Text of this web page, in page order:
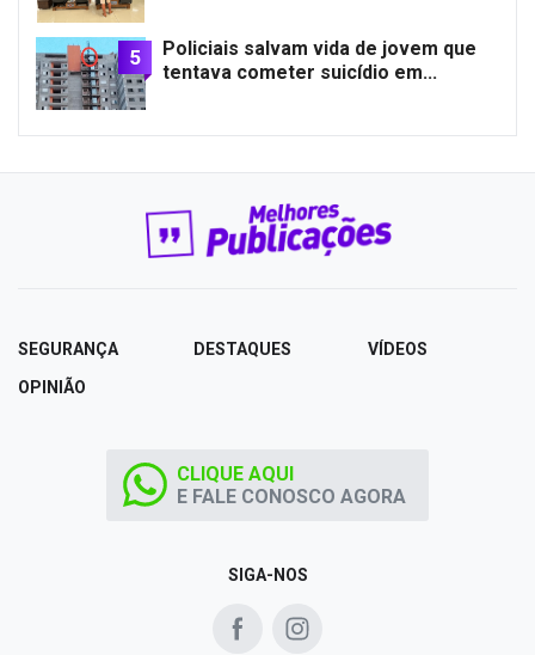
5
Policiais salvam vida de jovem que
tentava cometer suicídio em...
SEGURANÇA DESTAQUES
VÍDEOS
OPINIÃO
SIGA-NOS
CLIQUE AQUI
E FALE CONOSCO AGORA